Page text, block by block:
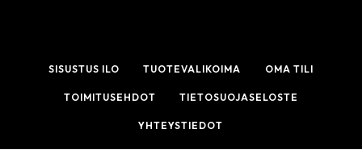
SISUSTUS ILO TUOTEVALIKOIMA OMA TILI
TOIMITUSEHDOT TIETOSUOJASELOSTE
YHTEYSTIEDOT